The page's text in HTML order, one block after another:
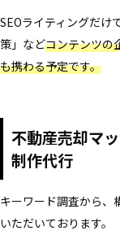
SEOライティングだけ
策」などコンテンツの
も携わる予定です。
不動産売却マ
制作代行
キーワード調査から、
いただいております。